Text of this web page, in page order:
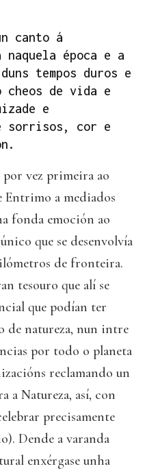
canto á
época e a
tempos duros e
de vida e
e
sorrisos, cor e
por vez primeira ao
a mediados
fonda emoción ao
que se desenvolvía
de fronteira.
tesouro que alí se
que podían ter
de natureza, nun intre
por todo o planeta
reclamando un
a Natureza, así, con
precisamente
Dende a varanda
enxérgase unha